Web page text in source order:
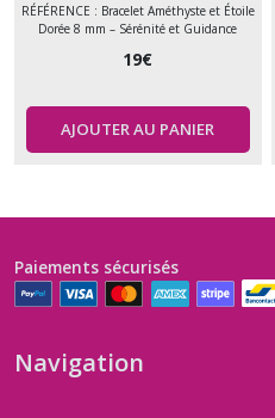
RÉFÉRENCE : Bracelet Améthyste et Étoile
Dorée 8 mm – Sérénité et Guidance
19€
AJOUTER AU PANIER
Paiements sécurisés
Navigation